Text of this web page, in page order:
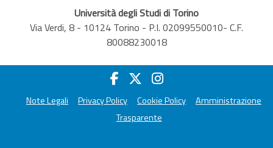
Università degli Studi di Torino
Via Verdi, 8 - 10124 Torino - P.I. 02099550010- C.F.
80088230018
Note Legali Privacy Policy Cookie Policy
Amministrazione
Trasparente